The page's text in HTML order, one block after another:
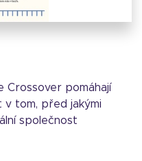
Crossover pomáhají
tom, před jakými
společnost